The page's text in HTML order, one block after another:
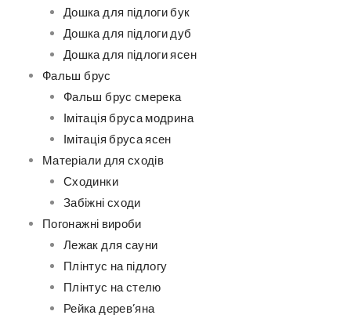
Дошка для підлоги бук
Дошка для підлоги дуб
Дошка для підлоги ясен
Фальш брус
Фальш брус смерека
Імітація бруса модрина
Імітація бруса ясен
Матеріали для сходів
Сходинки
Забіжні сходи
Погонажні вироби
Лежак для сауни
Плінтус на підлогу
Плінтус на стелю
Рейка дерев’яна